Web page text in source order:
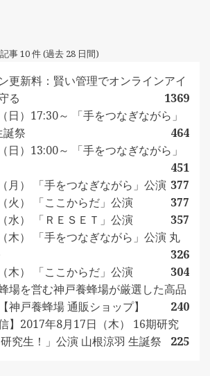
事 10 件 (過去 28 日間)
更新料：賢い管理でオンラインアイ
る
1369
日）17:30～ 「手をつなぎながら」
誕祭
464
日）13:00～ 「手をつなぎながら」
451
月） 「手をつなぎながら」公演 377
火） 「ここからだ」公演
377
水） 「ＲＥＳＥＴ」公演
357
木） 「手をつなぎながら」公演 丸
326
木） 「ここからだ」公演
304
場を営む神戸養蜂場が厳選した高品
神戸養蜂場 通販ショップ】
240
】2017年8月17日（木） 16期研究
究生！」公演 山根涼羽 生誕祭
225